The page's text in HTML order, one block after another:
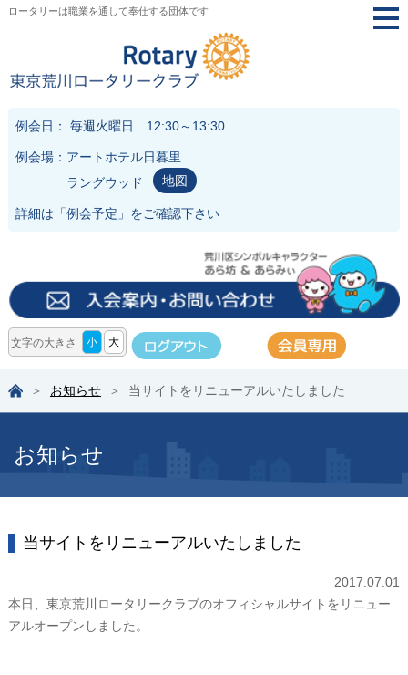
ロータリーは職業を通して奉仕する団体です
例会日： 毎週火曜日 12:30～13:30
例会場：アートホテル日暮里
ラングウッド
地図
詳細は「例会予定 」をご確認下さい
文字の大きさ 小 大
お知らせ 当サイトをリニューアルいたしました
お知らせ
当サイトをリニューアルいたしました
2017.07.01
本日、東京荒川ロータリークラブのオフィシャルサイトをリニュー
アルオープンしました。